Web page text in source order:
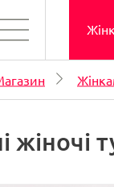
жіночі